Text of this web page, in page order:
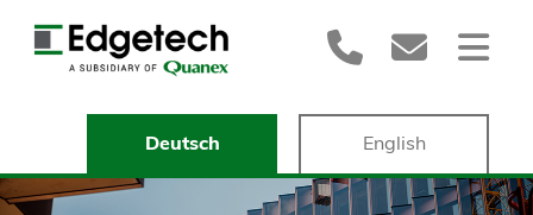
Deutsch English